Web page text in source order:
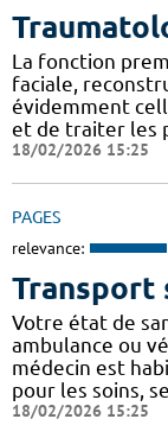
La fonction
faciale,
évidemment
et de traiter les
18/02/2026 15:25
PAGES
relevance:
Transport
Votre état de
ambulance ou
médecin est
pour les soins,
18/02/2026 15:25